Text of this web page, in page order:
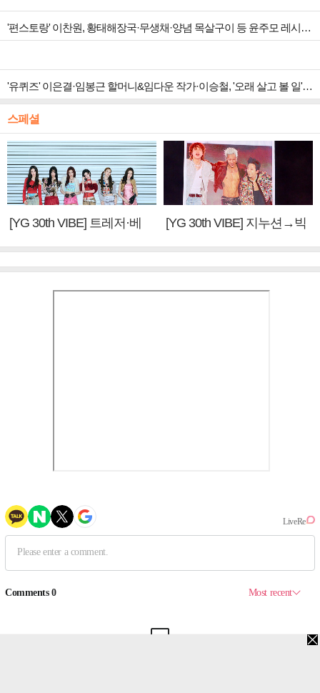
'편스토랑' 이찬원, 황태해장국·무생채·양념 목살구이 등 윤주모 레시피 섭렵
'유퀴즈' 이은결·임봉근 할머니&임다운 작가·이승철, '오래 살고 볼 일' 특집 출격
스페셜
[YG 30th VIBE] 트레저·베
[YG 30th VIBE] 지누션→빅